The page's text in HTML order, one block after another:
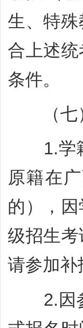
生、特
合上述
条件。
（七）
1.学籍
原籍在
的），
级招生
请参加补
2.因参